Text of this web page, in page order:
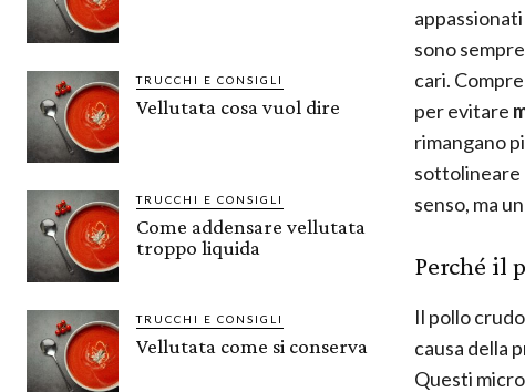
TRUCCHI E CONSIGLI
Vellutata cosa vuol dire
TRUCCHI E CONSIGLI
Come addensare vellutata
troppo liquida
TRUCCHI E CONSIGLI
Vellutata come si conserva
sono
cari.
per evitare
rimangano
sottolineare
senso, ma
Perché il
Il pollo
causa della
Questi